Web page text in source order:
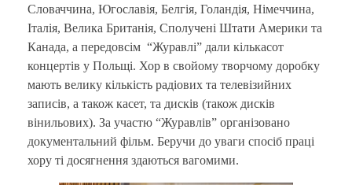
Словаччина, Югославія, Белгія, Голандія, Німеччинa,
Італія, Великa Британія, Сполученi Штати Америки та
Канадa, а передовсім “Журавлі” дали кількасот
концертів у Польщі. Хор в свойому творчому доробку
мають велику кількість радіових та телевізийних
записів, а також касет, та дисків (також дисків
вінильових). За участю “Журавлів” організовано
документальний фільм. Беручи до уваги спосіб праці
хору ті досягнення здаються вагомими.